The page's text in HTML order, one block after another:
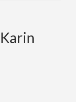
Karin